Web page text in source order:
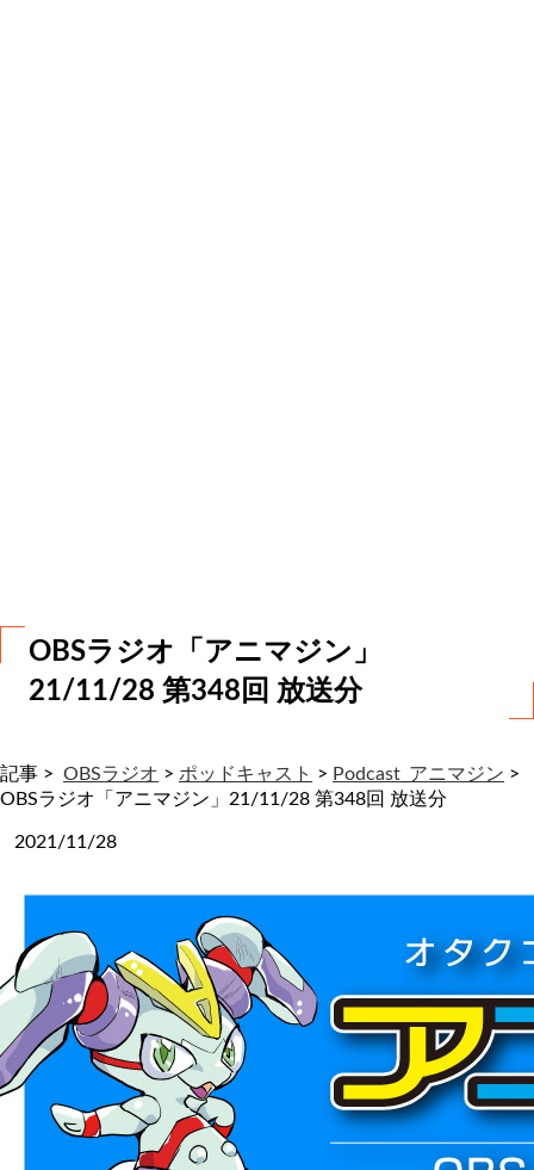
OBSラジオ「アニマジン」
21/11/28 第348回 放送分
記事 > OBSラジオ > ポッドキャスト > Podcast_アニマジン >
OBSラジオ「アニマジン」21/11/28 第348回 放送分
2021/11/28